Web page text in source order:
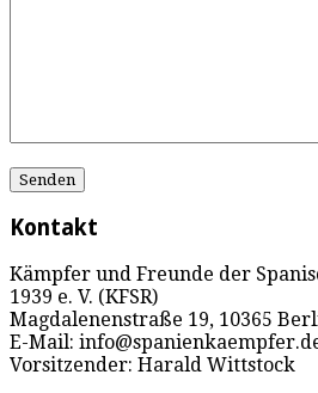
Kontakt
Kämpfer und Freunde der
1939 e. V. (KFSR)
Magdalenenstraße 19, 10365
E-Mail:
Vorsitzender: Harald Wittstock